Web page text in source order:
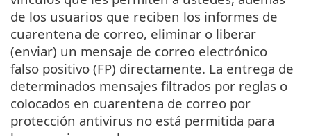
de los usuarios que reciben los informes de
cuarentena de correo, eliminar o liberar
(enviar) un mensaje de correo electrónico
falso positivo (FP) directamente. La entrega de
determinados mensajes filtrados por reglas o
colocados en cuarentena de correo por
protección antivirus no está permitida para